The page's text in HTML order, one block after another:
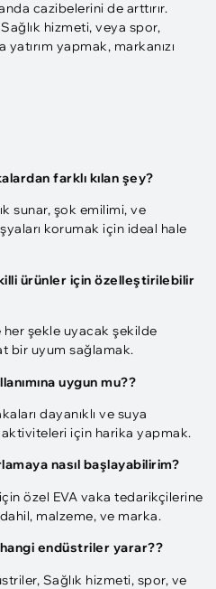
cazibelerini de arttırır.
hizmeti, veya spor,
yapmak, markanızı
farklı kılan şey?
sunar, şok emilimi, ve
korumak için ideal hale
ürünler için özelleştirilebilir
her şekle uyacak şekilde
bir uyum sağlamak.
uygun mu??
dayanıklı ve suya
aktiviteleri için harika yapmak.
nasıl başlayabilirim?
özel EVA vaka tedarikçilerine
malzeme, ve marka.
endüstriler yarar??
Sağlık hizmeti, spor, ve